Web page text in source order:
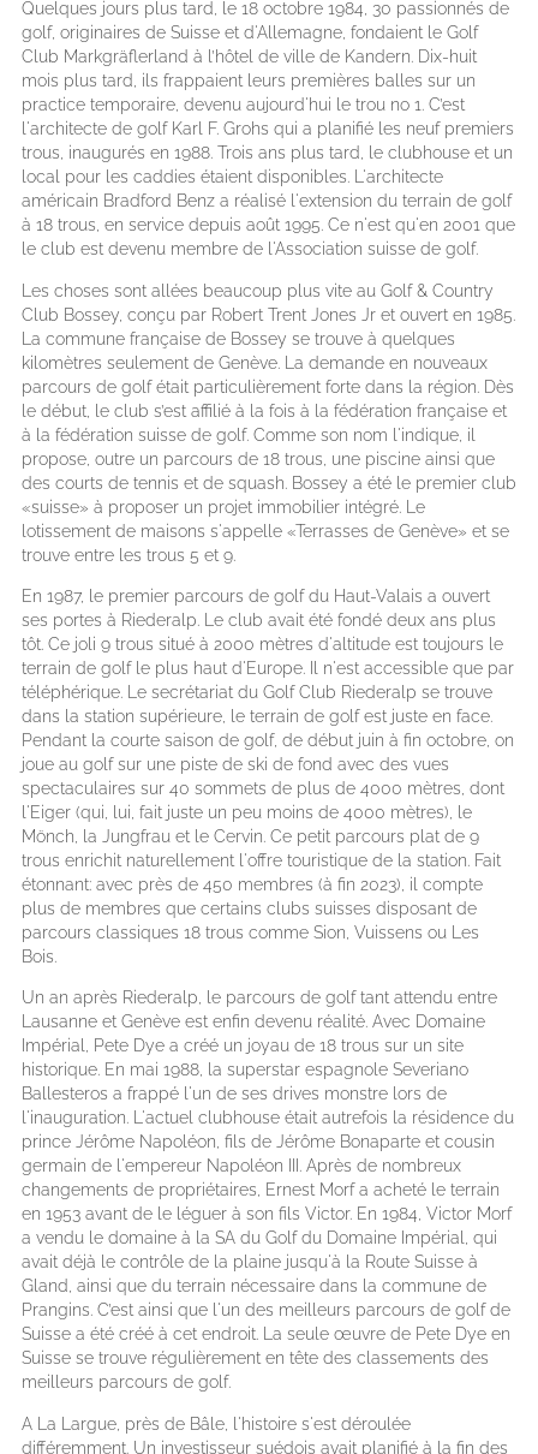
Quelques jours plus tard, le 18 octobre 1984, 30 passionnés de
golf, originaires de Suisse et d'Allemagne, fondaient le Golf
Club Markgräflerland à l’hôtel de ville de Kandern. Dix-huit
mois plus tard, ils frappaient leurs premières balles sur un
practice temporaire, devenu aujourd'hui le trou no 1. C’est
l'architecte de golf Karl F. Grohs qui a planifié les neuf premiers
trous, inaugurés en 1988. Trois ans plus tard, le clubhouse et un
local pour les caddies étaient disponibles. L'architecte
américain Bradford Benz a réalisé l'extension du terrain de golf
à 18 trous, en service depuis août 1995. Ce n'est qu'en 2001 que
le club est devenu membre de l'Association suisse de golf.
Les choses sont allées beaucoup plus vite au Golf & Country
Club Bossey, conçu par Robert Trent Jones Jr et ouvert en 1985.
La commune française de Bossey se trouve à quelques
kilomètres seulement de Genève. La demande en nouveaux
parcours de golf était particulièrement forte dans la région. Dès
le début, le club s’est affilié à la fois à la fédération française et
à la fédération suisse de golf. Comme son nom l'indique, il
propose, outre un parcours de 18 trous, une piscine ainsi que
des courts de tennis et de squash. Bossey a été le premier club
«suisse» à proposer un projet immobilier intégré. Le
lotissement de maisons s'appelle «Terrasses de Genève» et se
trouve entre les trous 5 et 9.
En 1987, le premier parcours de golf du Haut-Valais a ouvert
ses portes à Riederalp. Le club avait été fondé deux ans plus
tôt. Ce joli 9 trous situé à 2000 mètres d'altitude est toujours le
terrain de golf le plus haut d'Europe. Il n'est accessible que par
téléphérique. Le secrétariat du Golf Club Riederalp se trouve
dans la station supérieure, le terrain de golf est juste en face.
Pendant la courte saison de golf, de début juin à fin octobre, on
joue au golf sur une piste de ski de fond avec des vues
spectaculaires sur 40 sommets de plus de 4000 mètres, dont
l'Eiger (qui, lui, fait juste un peu moins de 4000 mètres), le
Mönch, la Jungfrau et le Cervin. Ce petit parcours plat de 9
trous enrichit naturellement l'offre touristique de la station. Fait
étonnant: avec près de 450 membres (à fin 2023), il compte
plus de membres que certains clubs suisses disposant de
parcours classiques 18 trous comme Sion, Vuissens ou Les
Bois.
Un an après Riederalp, le parcours de golf tant attendu entre
Lausanne et Genève est enfin devenu réalité. Avec Domaine
Impérial, Pete Dye a créé un joyau de 18 trous sur un site
historique. En mai 1988, la superstar espagnole Severiano
Ballesteros a frappé l'un de ses drives monstre lors de
l'inauguration. L'actuel clubhouse était autrefois la résidence du
prince Jérôme Napoléon, fils de Jérôme Bonaparte et cousin
germain de l'empereur Napoléon III. Après de nombreux
changements de propriétaires, Ernest Morf a acheté le terrain
en 1953 avant de le léguer à son fils Victor. En 1984, Victor Morf
a vendu le domaine à la SA du Golf du Domaine Impérial, qui
avait déjà le contrôle de la plaine jusqu'à la Route Suisse à
Gland, ainsi que du terrain nécessaire dans la commune de
Prangins. C’est ainsi que l'un des meilleurs parcours de golf de
Suisse a été créé à cet endroit. La seule œuvre de Pete Dye en
Suisse se trouve régulièrement en tête des classements des
meilleurs parcours de golf.
A La Largue, près de Bâle, l'histoire s'est déroulée
différemment. Un investisseur suédois avait planifié à la fin des